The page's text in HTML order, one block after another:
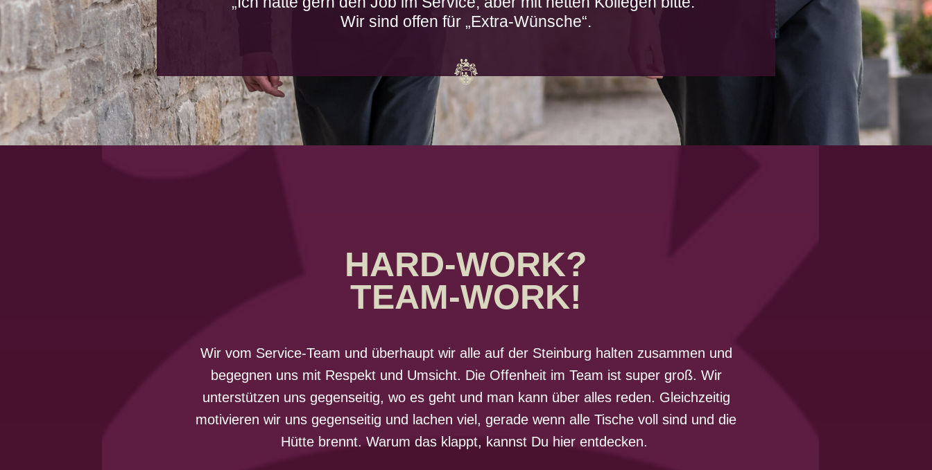
Wir sind offen für „Extra-Wünsche“.
HARD-WORK?
TEAM-WORK!
Wir vom Service-Team und überhaupt wir alle auf der Steinburg halten zusammen und
begegnen uns mit Respekt und Umsicht. Die Offenheit im Team ist super groß. Wir
unterstützen uns gegenseitig, wo es geht und man kann über alles reden. Gleichzeitig
motivieren wir uns gegenseitig und lachen viel, gerade wenn alle Tische voll sind und die
Hütte brennt. Warum das klappt, kannst Du hier entdecken.